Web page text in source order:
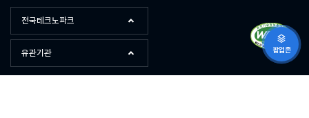
전국테크노파크
유관기관 팝업존